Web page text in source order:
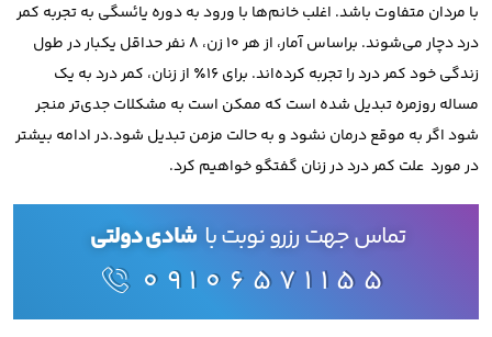
با مردان متفاوت باشد. اغلب خانم‌ها با ورود به دوره یائسگی به تجربه کمر
درد دچار می‌شوند. براساس آمار، از هر ۱۰ زن، ۸ نفر حداقل یکبار در طول
زندگی خود کمر درد را تجربه کرده‌اند. برای ۱۶٪ از زنان، کمر درد به یک
مساله روزمره تبدیل شده است که ممکن است به مشکلات جدی‌تر منجر
شود اگر به موقع درمان نشود و به حالت مزمن تبدیل شود.در ادامه بیشتر
در مورد علت کمر درد در زنان گفتگو خواهیم کرد.
تماس جهت رزرو نوبت با شادی دولتی
09106571155